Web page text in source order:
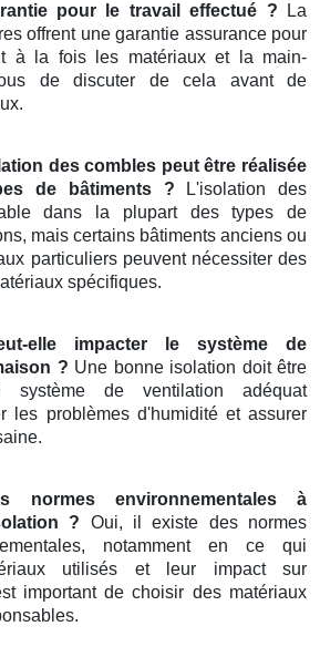
pour le travail effectué ? La
offrent une garantie assurance pour
à la fois les matériaux et la main-
de discuter de cela avant de
des combles peut être réalisée
de bâtiments ? L'isolation des
dans la plupart des types de
mais certains bâtiments anciens ou
particuliers peuvent nécessiter des
spécifiques.
elle impacter le système de
? Une bonne isolation doit être
système de ventilation adéquat
les problèmes d'humidité et assurer
normes environnementales à
? Oui, il existe des normes
notamment en ce qui
utilisés et leur impact sur
important de choisir des matériaux